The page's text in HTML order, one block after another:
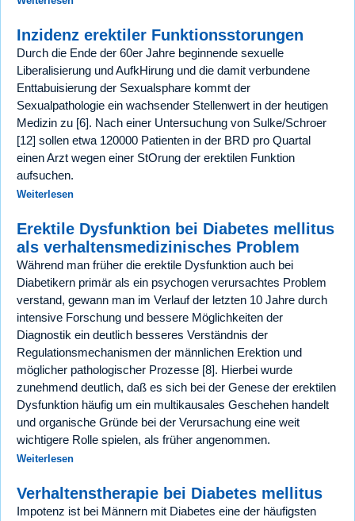
Inzidenz erektiler Funktionsstorungen
Durch die Ende der 60er Jahre beginnende sexuelle
Liberalisierung und AufkHirung und die damit verbundene
Enttabuisierung der Sexualsphare kommt der
Sexualpathologie ein wachsender Stellenwert in der heutigen
Medizin zu [6]. Nach einer Untersuchung von Sulke/Schroer
[12] sollen etwa 120000 Patienten in der BRD pro Quartal
einen Arzt wegen einer StOrung der erektilen Funktion
aufsuchen.
Weiterlesen
Erektile Dysfunktion bei Diabetes mellitus
als verhaltensmedizinisches Problem
Während man früher die erektile Dysfunktion auch bei
Diabetikern primär als ein psychogen verursachtes Problem
verstand, gewann man im Verlauf der letzten 10 Jahre durch
intensive Forschung und bessere Möglichkeiten der
Diagnostik ein deutlich besseres Verständnis der
Regulationsmechanismen der männlichen Erektion und
möglicher pathologischer Prozesse [8]. Hierbei wurde
zunehmend deutlich, daß es sich bei der Genese der erektilen
Dysfunktion häufig um ein multikausales Geschehen handelt
und organische Gründe bei der Verursachung eine weit
wichtigere Rolle spielen, als früher angenommen.
Weiterlesen
Verhaltenstherapie bei Diabetes mellitus
Impotenz ist bei Männern mit Diabetes eine der häufigsten